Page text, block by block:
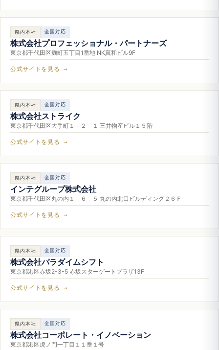
県内本社 全国対応
株式会社プロフェッショナル・パートナーズ
東京都千代田区麹町五丁目1番地 NK真和ビル9F
公式サイトを見る →
県内本社 全国対応
株式会社ストライク
東京都千代田区大手町１－２－１ 三井物産ビル１５階
公式サイトを見る →
県内本社 全国対応
インテグループ株式会社
東京都千代田区丸の内１－６－５ 丸の内北口ビルディング２６Ｆ
公式サイトを見る →
県内本社 全国対応
株式会社パラダイムシフト
東京都港区赤坂2-3-5 赤坂スターゲートプラザ13F
公式サイトを見る →
県内本社 全国対応
株式会社コーポレート・イノベーション
東京都港区虎ノ門一丁目１１番１号